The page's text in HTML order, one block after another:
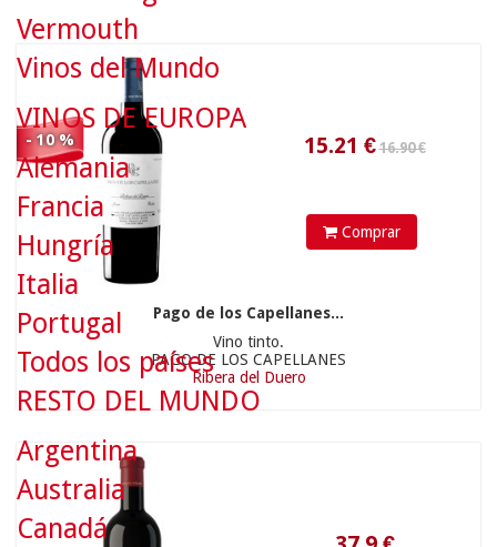
- 10 %
Comprar
Pago de los Capellanes...
Vino tinto.
PAGO DE LOS CAPELLANES
Ribera del Duero
37.9€
Vermouth
Vinos del Mundo
VINOS DE EUROPA
Alemania
Francia
Hungría
Italia
Portugal
Todos los países
RESTO DEL MUNDO
Argentina
Australia
Canadá